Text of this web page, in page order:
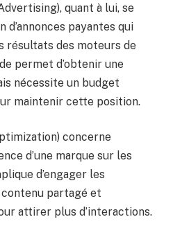
quant à lui, se
payantes qui
résultats des moteurs de
permet d’obtenir une
nécessite un budget
maintenir cette position.
concerne
d’une marque sur les
d’engager les
partagé et
attirer plus d’interactions.